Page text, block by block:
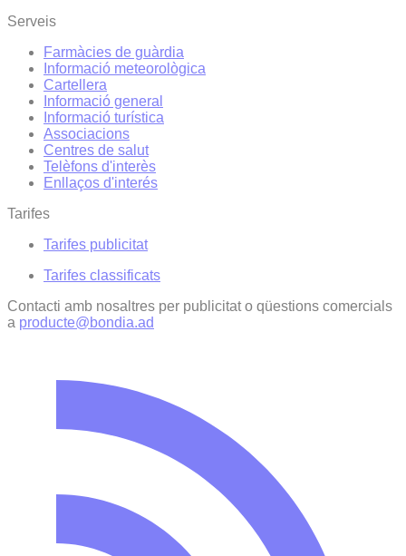
Serveis
Farmàcies de guàrdia
Informació meteorològica
Cartellera
Informació general
Informació turística
Associacions
Centres de salut
Telèfons d'interès
Enllaços d'interés
Tarifes
Tarifes publicitat
Tarifes classificats
Contacti amb nosaltres per publicitat o qüestions comercials
a producte@bondia.ad